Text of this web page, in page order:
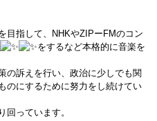
目指して、NHKやZIPーFMのコン
をするなど本格的に音楽を
の訴えを行い、政治に少しでも関
のにするために努力をし続けてい
回っています。